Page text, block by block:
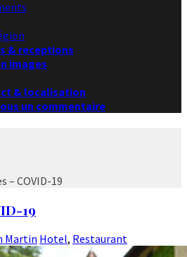
& receptions
images
& localisation
un commentaire
– COVID-19
19
Martin Hotel, Restaurant